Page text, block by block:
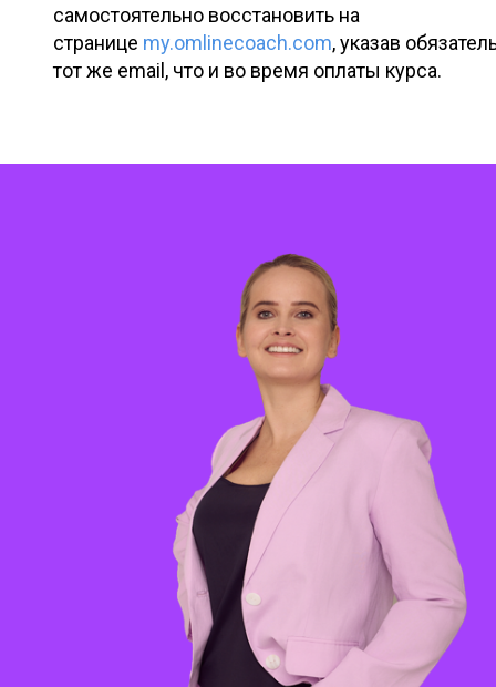
самостоятельно восстановить на
странице my.omlinecoach.com, указав
тот же email, что и во время оплаты курса.